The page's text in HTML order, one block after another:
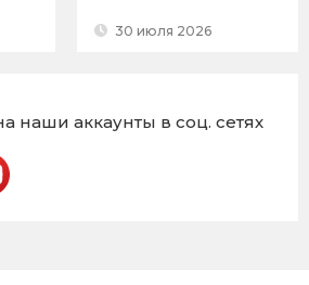
30 июля 2026
наши аккаунты в соц. сетях